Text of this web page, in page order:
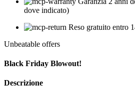
dove indicato)
Reso gratuito entro
Unbeatable offers
Black Friday Blowout!
Descrizione